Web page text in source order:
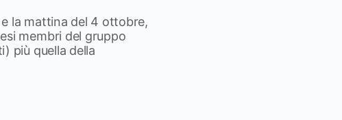
la mattina del 4 ottobre,
membri del gruppo
più quella della